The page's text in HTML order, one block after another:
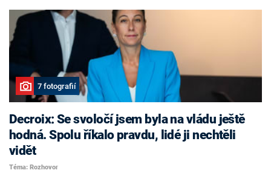
7 fotografií
Decroix: Se svoločí jsem byla na vládu ještě
hodná. Spolu říkalo pravdu, lidé ji nechtěli
vidět
Téma: Rozhovor